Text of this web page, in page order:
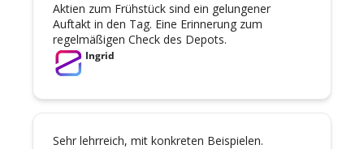
Aktien zum Frühstück sind ein gelungener
Auftakt in den Tag. Eine Erinnerung zum
regelmäßigen Check des Depots.
Ingrid
Sehr lehrreich, mit konkreten Beispielen.